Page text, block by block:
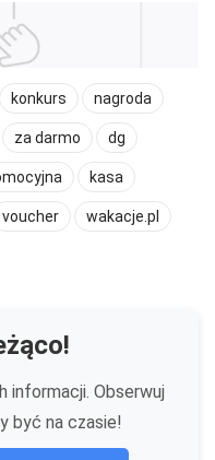
konkurs nagroda
za darmo dg
kasa
voucher wakacje.pl
informacji. Obserwuj
być na czasie!